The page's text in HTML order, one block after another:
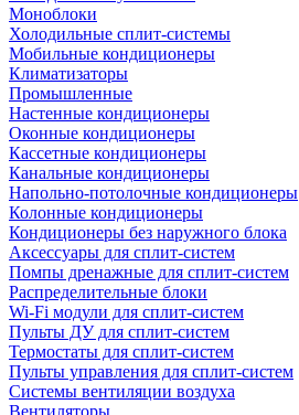
Моноблоки
Холодильные сплит-системы
Мобильные кондиционеры
Климатизаторы
Промышленные
Настенные кондиционеры
Оконные кондиционеры
Кассетные кондиционеры
Канальные кондиционеры
Напольно-потолочные кондиционеры
Колонные кондиционеры
Кондиционеры без наружного блока
Аксессуары для сплит-систем
Помпы дренажные для сплит-систем
Распределительные блоки
Wi-Fi модули для сплит-систем
Пульты ДУ для сплит-систем
Термостаты для сплит-систем
Пульты управления для сплит-систем
Системы вентиляции воздуха
Вентиляторы